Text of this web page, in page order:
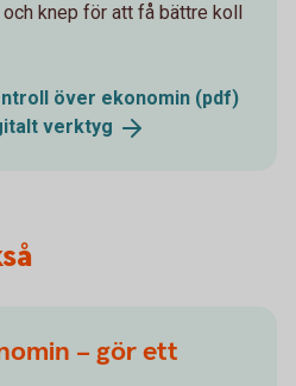
knep för att få bättre koll
över ekonomin (pdf)
verktyg
– gör ett